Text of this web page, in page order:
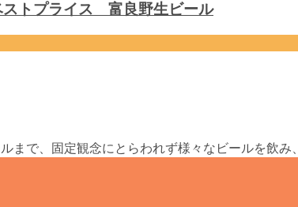
トプライス 富良野生ビール
で、固定観念にとらわれず様々なビールを飲み